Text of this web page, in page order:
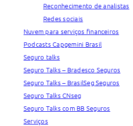
Reconhecimento de analistas
Redes sociais
Nuvem para serviços financeiros
Podcasts Capgemini Brasil
Seguro talks
Seguro Talks – Bradesco Seguros
Seguro Talks – BrasilSeg Seguros
Seguro Talks CNseg
Seguro Talks com BB Seguros
Serviços